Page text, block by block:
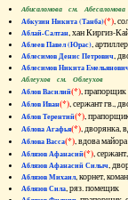
Абисаломова см. Абесаломова
Абкузин Никита (Танба)(*),
Аблай-Салтан, хан Киргиз-
Аблеев Павел (Юрас),
Аблесимов Денис Петрович,
Аблесимов Никита
Аблеухов см. Облеухов
Аблов Василий(*),
Аблов Иван(*), сержант
Аблов Терентий(*),
Аблова Агафья(*),
Аблова Васса(*), вдова
Аблязов Афанасий(*),
Аблязов Афанасий Силыч,
Аблязов Михаил, корнет,
Аблязов Сила, ряз.